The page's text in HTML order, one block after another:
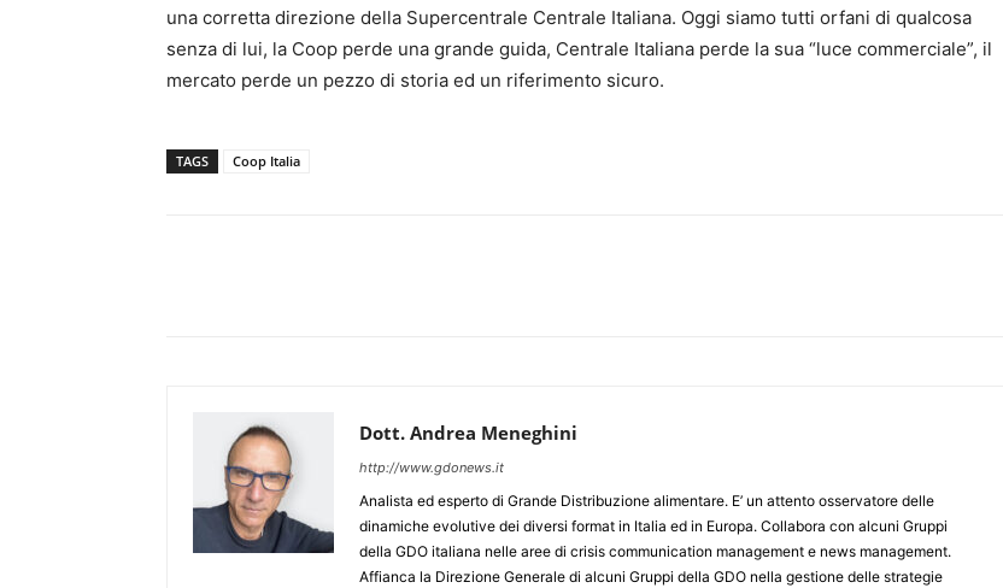
una corretta direzione della Supercentrale Centrale Italiana. Oggi siamo tutti orfani di qualcosa
senza di lui, la Coop perde una grande guida, Centrale Italiana perde la sua “luce commerciale”, il
mercato perde un pezzo di storia ed un riferimento sicuro.
TAGS Coop Italia
Dott. Andrea Meneghini
http://www.gdonews.it
Analista ed esperto di Grande Distribuzione alimentare. E’ un attento osservatore delle
dinamiche evolutive dei diversi format in Italia ed in Europa. Collabora con alcuni Gruppi
della GDO italiana nelle aree di crisis communication management e news management.
Affianca la Direzione Generale di alcuni Gruppi della GDO nella gestione delle strategie